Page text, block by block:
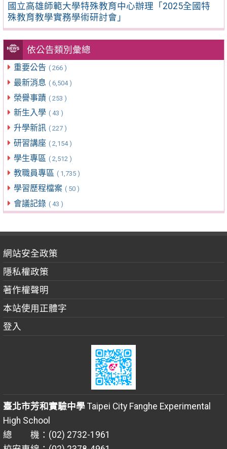
國立高雄師範大學特殊教育中心辦理「2025全國特
殊教育教學實務學術研討會」
依公告類別彙總
重要公告 ( 266 )
最新消息 ( 6,504 )
榮譽事蹟 ( 253 )
新生入學 ( 43 )
升學新訊 ( 227 )
研習講座 ( 2,154 )
學生專區 ( 2,512 )
教職員專區 ( 1,735 )
學習歷程檔案 ( 50 )
會議記錄 ( 43 )
網站安全政策
隱私權政策
著作權聲明
本站使用正體字
登入
臺北市芳和實驗中學Taipei City Fanghe Experimental
High School
總 機：(02) 2732-1961